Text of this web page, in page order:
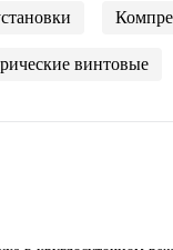
винтовые